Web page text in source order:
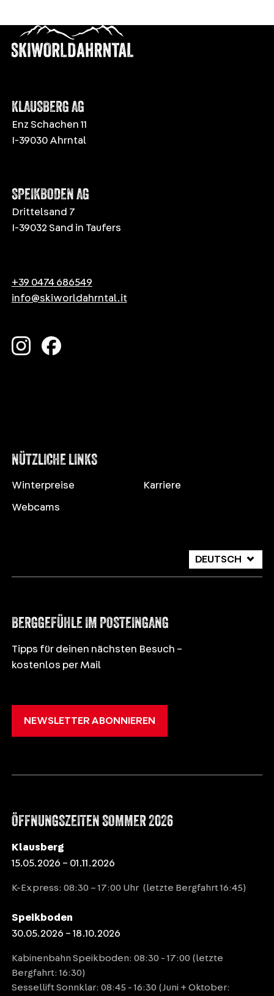
KLAUSBERG AG
Enz Schachen 11
I-39030 Ahrntal
SPEIKBODEN AG
Drittelsand 7
I-39032 Sand in Taufers
+39 0474 686549
info@skiworldahrntal.it
NÜTZLICHE LINKS
Winterpreise
Webcams
Karriere
DEUTSCH
ITALIANO
BERGGEFÜHLE IM POSTEINGANG
Tipps für deinen nächsten Besuch –
kostenlos per Mail
NEWSLETTER ABONNIEREN
ÖFFNUNGSZEITEN SOMMER 2026
Klausberg
15.05.2026 – 01.11.2026
K-Express: 08:30 – 17:00 Uhr (letzte Bergfahrt 16:45)
Speikboden
30.05.2026 – 18.10.2026
Kabinenbahn Speikboden: 08:30 - 17:00 (letzte
Bergfahrt: 16:30)
Sessellift Sonnklar: 08:45 - 16:30 (Juni + Oktober: